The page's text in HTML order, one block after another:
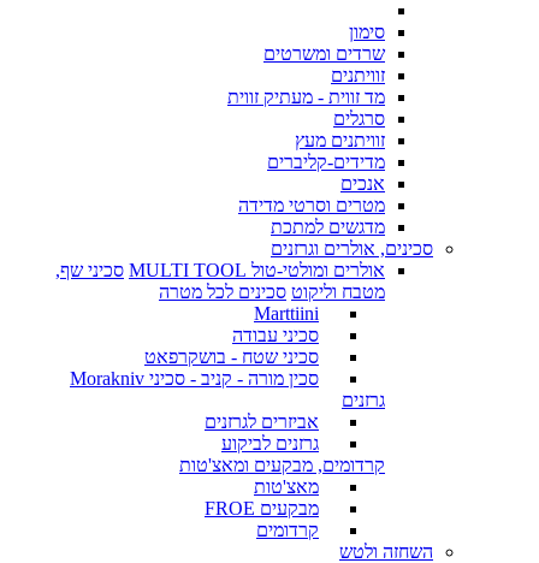
סימון
שרדים ומשרטים
זוויתנים
מד זווית - מעתיק זווית
סרגלים
זוויתנים מעץ
מדידים-קליברים
אנכים
מטרים וסרטי מדידה
מדגשים למתכת
סכינים, אולרים וגרזנים
אולרים ומולטי-טול MULTI TOOL
סכיני שף,
מטבח וליקוט סכינים לכל מטרה
Marttiini
סכיני עבודה
סכיני שטח - בושקרפאט
סכין מורה - קניב - סכיני Morakniv
גרזנים
אביזרים לגרזנים
גרזנים לביקוע
קרדומים, מבקעים ומאצ'טות
מאצ'טות
מבקעים FROE
קרדומים
השחזה ולטש